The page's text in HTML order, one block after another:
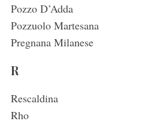
Pozzo D’Adda
Pozzuolo Martesana
Pregnana Milanese
R
Rescaldina
Rho